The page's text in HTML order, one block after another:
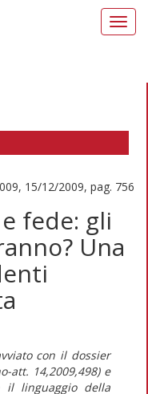
15/12/2009, pag. 756
fede: gli
Una
con il dossier
att. 14,2009,498) e
linguaggio della